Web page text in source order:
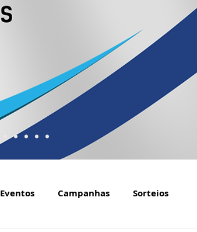
Eventos Campanhas Sorteios